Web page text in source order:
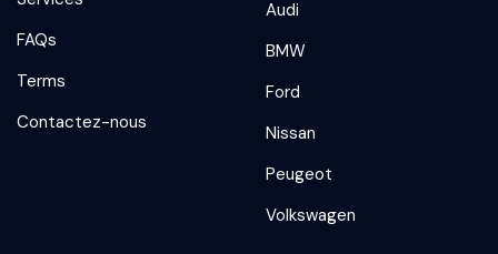
FAQs
Terms
Contactez-nous
Audi
BMW
Ford
Nissan
Peugeot
Volkswagen